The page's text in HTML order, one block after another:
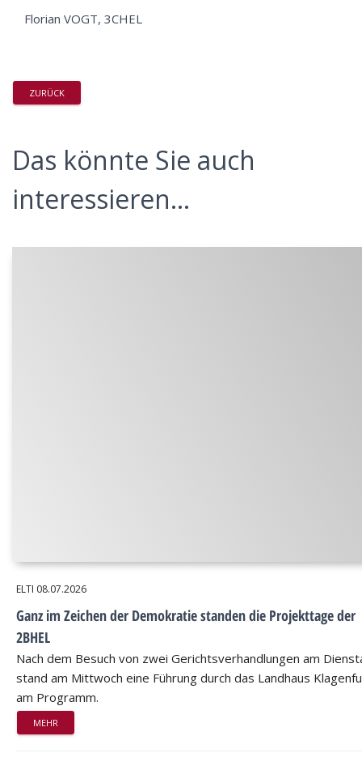
Florian VOGT, 3CHEL
ZURÜCK
Das könnte Sie auch
interessieren...
ELTI 08.07.2026
Ganz im Zeichen der Demokratie standen die Projekttage der
2BHEL
Nach dem Besuch von zwei Gerichtsverhandlungen am
stand am Mittwoch eine Führung durch das Landhaus
am Programm.
MEHR